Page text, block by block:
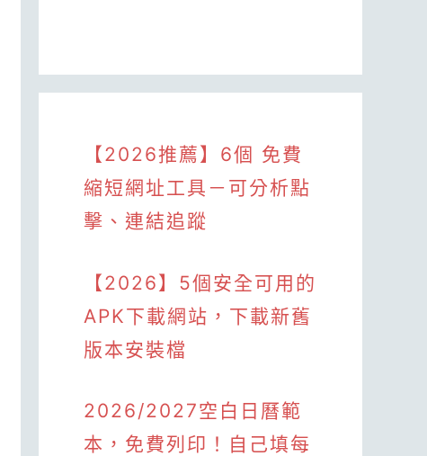
【2026推薦】6個 免費
縮短網址工具－可分析點
擊、連結追蹤
【2026】5個安全可用的
APK下載網站，下載新舊
版本安裝檔
2026/2027空白日曆範
本，免費列印！自己填每